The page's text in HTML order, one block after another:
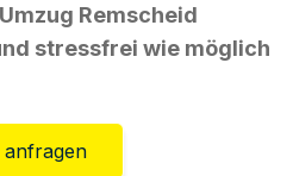
Remscheid
stressfrei wie möglich